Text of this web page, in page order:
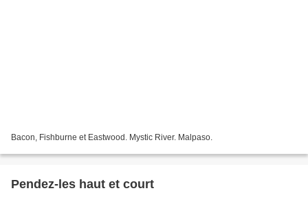
Bacon, Fishburne et Eastwood. Mystic River. Malpaso.
Pendez-les haut et court